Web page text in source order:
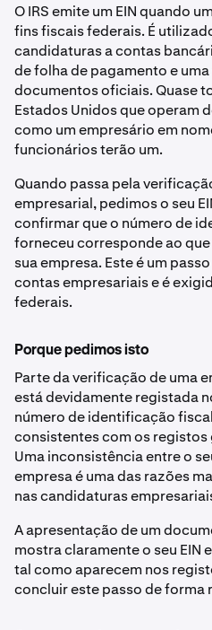
O IRS emite um EIN quando
fins fiscais federais. É
candidaturas a contas
de folha de pagamento e
documentos oficiais. Quase
Estados Unidos que operam
como um empresário em
funcionários terão um.
Quando passa pela
empresarial, pedimos o seu
confirmar que o número de
forneceu corresponde ao
sua empresa. Este é um
contas empresariais e é
federais.
Porque pedimos isto
Parte da verificação de uma
está devidamente registada
número de identificação
consistentes com os
Uma inconsistência entre o
empresa é uma das razões
nas candidaturas
A apresentação de um
mostra claramente o seu EIN
tal como aparecem nos
concluir este passo de forma